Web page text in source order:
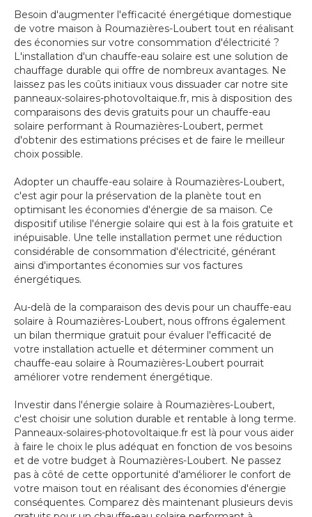
Besoin d'augmenter l'efficacité énergétique domestique
de votre maison à Roumazières-Loubert tout en réalisant
des économies sur votre consommation d'électricité ?
L'installation d'un chauffe-eau solaire est une solution de
chauffage durable qui offre de nombreux avantages. Ne
laissez pas les coûts initiaux vous dissuader car notre site
panneaux-solaires-photovoltaique.fr, mis à disposition des
comparaisons des devis gratuits pour un chauffe-eau
solaire performant à Roumazières-Loubert, permet
d'obtenir des estimations précises et de faire le meilleur
choix possible.
Adopter un chauffe-eau solaire à Roumazières-Loubert,
c'est agir pour la préservation de la planète tout en
optimisant les économies d'énergie de sa maison. Ce
dispositif utilise l'énergie solaire qui est à la fois gratuite et
inépuisable. Une telle installation permet une réduction
considérable de consommation d'électricité, générant
ainsi d'importantes économies sur vos factures
énergétiques.
Au-delà de la comparaison des devis pour un chauffe-eau
solaire à Roumazières-Loubert, nous offrons également
un bilan thermique gratuit pour évaluer l'efficacité de
votre installation actuelle et déterminer comment un
chauffe-eau solaire à Roumazières-Loubert pourrait
améliorer votre rendement énergétique.
Investir dans l'énergie solaire à Roumazières-Loubert,
c'est choisir une solution durable et rentable à long terme.
Panneaux-solaires-photovoltaique.fr est là pour vous aider
à faire le choix le plus adéquat en fonction de vos besoins
et de votre budget à Roumazières-Loubert. Ne passez
pas à côté de cette opportunité d'améliorer le confort de
votre maison tout en réalisant des économies d'énergie
conséquentes. Comparez dès maintenant plusieurs devis